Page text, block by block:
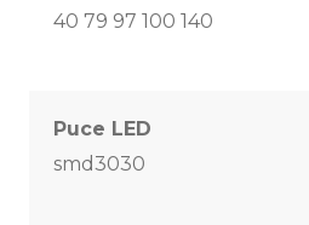
40 79 97 100 140
Puce LED
smd3030